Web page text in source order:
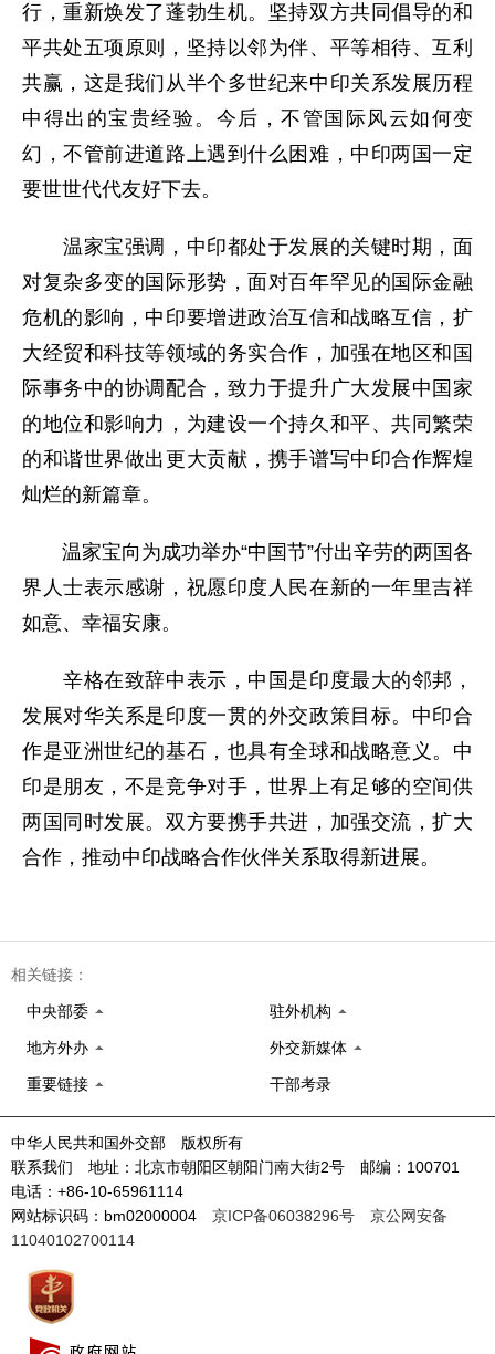
行，重新焕发了蓬勃生机。坚持双方共同倡导的和
平共处五项原则，坚持以邻为伴、平等相待、互利
共赢，这是我们从半个多世纪来中印关系发展历程
中得出的宝贵经验。今后，不管国际风云如何变
幻，不管前进道路上遇到什么困难，中印两国一定
要世世代代友好下去。
温家宝强调，中印都处于发展的关键时期，面
对复杂多变的国际形势，面对百年罕见的国际金融
危机的影响，中印要增进政治互信和战略互信，扩
大经贸和科技等领域的务实合作，加强在地区和国
际事务中的协调配合，致力于提升广大发展中国家
的地位和影响力，为建设一个持久和平、共同繁荣
的和谐世界做出更大贡献，携手谱写中印合作辉煌
灿烂的新篇章。
温家宝向为成功举办“中国节”付出辛劳的两国各
界人士表示感谢，祝愿印度人民在新的一年里吉祥
如意、幸福安康。
辛格在致辞中表示，中国是印度最大的邻邦，
发展对华关系是印度一贯的外交政策目标。中印合
作是亚洲世纪的基石，也具有全球和战略意义。中
印是朋友，不是竞争对手，世界上有足够的空间供
两国同时发展。双方要携手共进，加强交流，扩大
合作，推动中印战略合作伙伴关系取得新进展。
相关链接：
中央部委 驻外机构
地方外办 外交新媒体
重要链接 干部考录
中华人民共和国外交部 版权所有
联系我们 地址：北京市朝阳区朝阳门南大街2号 邮编：100701
电话：+86-10-65961114
网站标识码：bm02000004 京ICP备06038296号
京公网安备
11040102700114